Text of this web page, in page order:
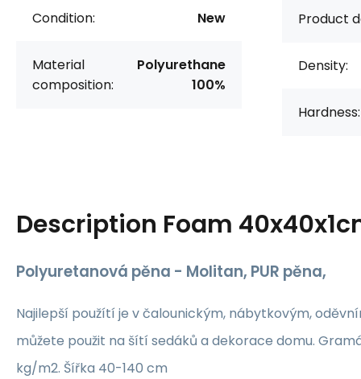
Condition: New
Material
composition:
Polyurethane
100%
Product
Density:
Hardness:
Description Foam
Polyuretanová pěna - Molitan, PUR pěna,
Najilepší použítí je v čalounickým, nábytkovým,
můžete použit na šítí sedáků a dekorace domu.
kg/m2. Šířka 40-140 cm